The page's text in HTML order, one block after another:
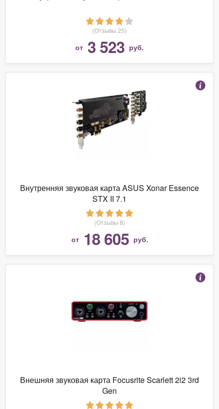
(Отзывы 25)
от 3 523 руб.
Внутренняя звуковая карта ASUS Xonar Essence
STX II 7.1
(Отзывы 8)
от 18 605 руб.
Внешняя звуковая карта Focusrite Scarlett 2i2 3rd
Gen